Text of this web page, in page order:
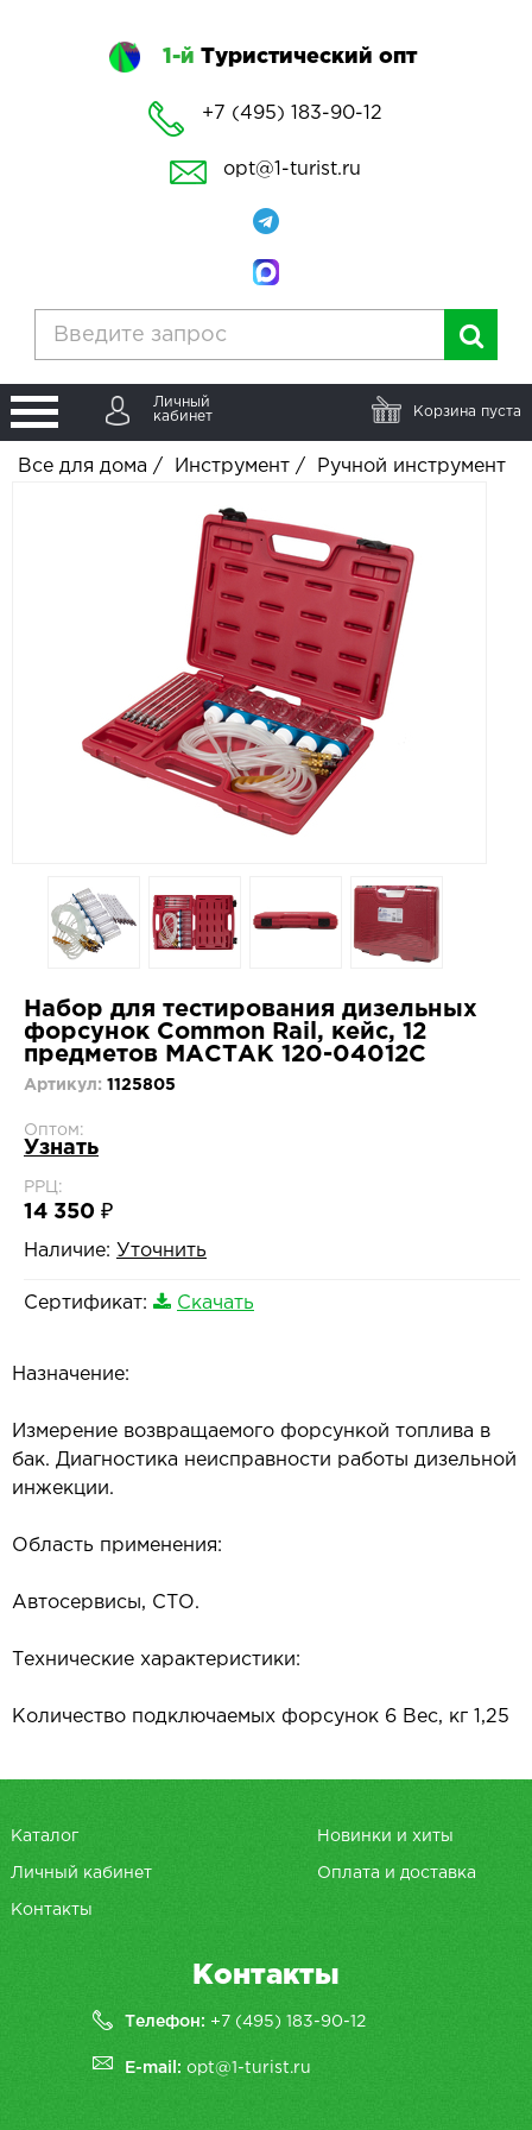
1-й Туристический опт
+7 (495) 183-90-12
opt@1-turist.ru
Личный
кабинет
Корзина пуста
Все для дома / Инструмент / Ручной инструмент
Набор для тестирования дизельных
форсунок Common Rail, кейс, 12
предметов МАСТАК 120-04012C
Артикул: 1125805
Оптом:
Узнать
РРЦ:
14 350 ₽
Наличие: Уточнить
Сертификат: Скачать
Назначение:
Измерение возвращаемого форсункой топлива в
бак. Диагностика неисправности работы дизельной
инжекции.
Область применения:
Автосервисы, СТО.
Технические характеристики:
Количество подключаемых форсунок 6 Вес, кг 1,25
Каталог Новинки и хиты
Личный кабинет Оплата и доставка
Контакты
Контакты
Телефон: +7 (495) 183-90-12
E-mail:opt@1-turist.ru